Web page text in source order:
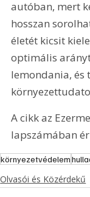
autóban, mert
hosszan
életét kicsit
optimális
lemondania, és
A cikk az
lapszámában
környezetvédelem
Olvasói és Közérdekű